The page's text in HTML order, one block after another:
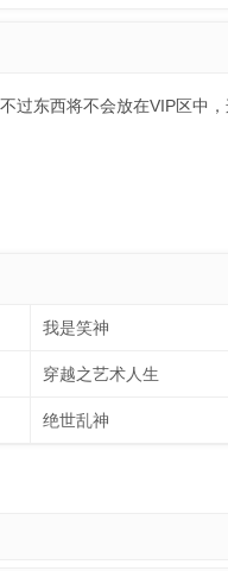
东西将不会放在VIP区中
我是笑神
穿越之艺术人生
绝世乱神